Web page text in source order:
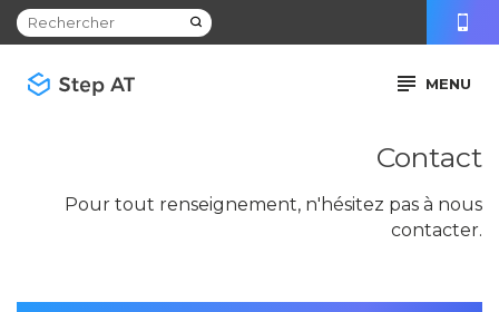
MENU
Contact
Pour tout renseignement, n'hésitez pas à nous
contacter.